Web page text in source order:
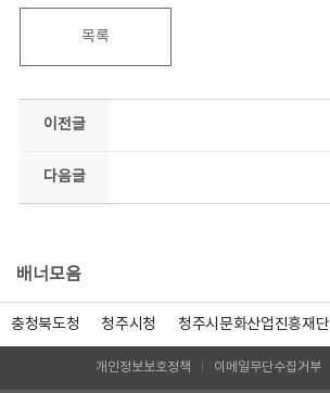
목록
이전글
다음글
배너모음
충청북도청 청주시청 청주시문화산업진흥재단
개인정보보호정책 이메일무단수집거부